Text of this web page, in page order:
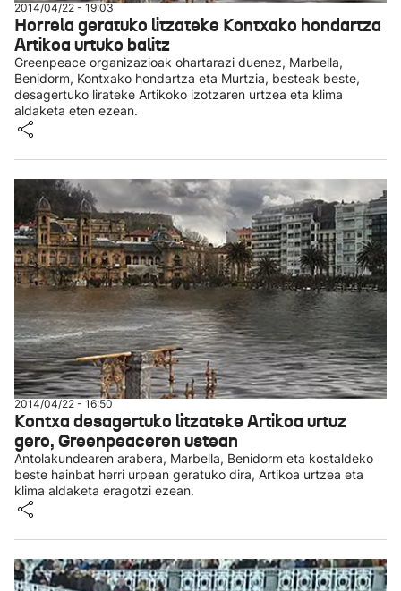
2014/04/22 - 19:03
Horrela geratuko litzateke Kontxako hondartza
Artikoa urtuko balitz
Greenpeace organizazioak ohartarazi duenez, Marbella,
Benidorm, Kontxako hondartza eta Murtzia, besteak beste,
desagertuko lirateke Artikoko izotzaren urtzea eta klima
aldaketa eten ezean.
2014/04/22 - 16:50
Kontxa desagertuko litzateke Artikoa urtuz
gero, Greenpeaceren ustean
Antolakundearen arabera, Marbella, Benidorm eta kostaldeko
beste hainbat herri urpean geratuko dira, Artikoa urtzea eta
klima aldaketa eragotzi ezean.